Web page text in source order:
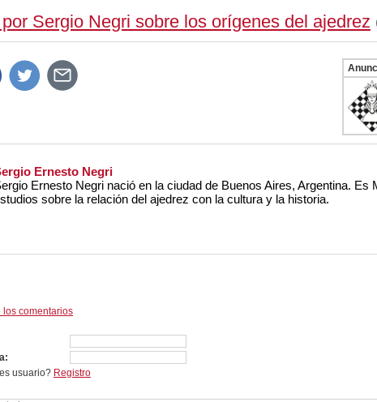
Sergio Negri sobre los orígenes del ajedrez
Ernesto Negri
Ernesto Negri nació en la ciudad de Buenos Aires, Argentina. Es
sobre la relación del ajedrez con la cultura y la historia.
los comentarios
usuario? Registro